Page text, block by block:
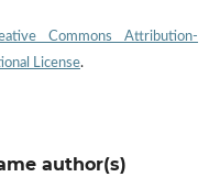
Commons Attribution-
License.
author(s)